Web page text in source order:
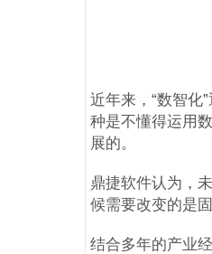
近年来，“数智化
种是不懂得运用
展的。
鼎捷软件认为，
候需要改变的是
结合多年的产业